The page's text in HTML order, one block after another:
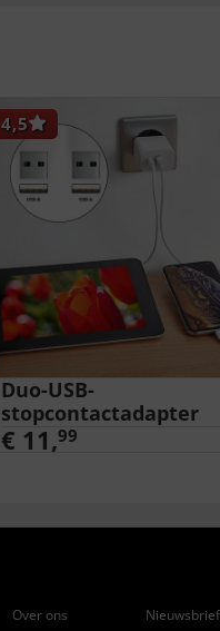
4,5
Duo-USB-
stopcontactadapter
€ 11,99
Over ons
Nieuwsbrief